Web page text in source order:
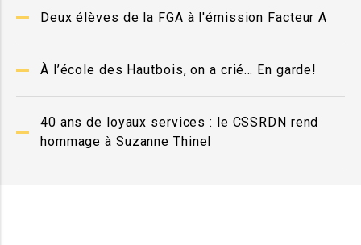
Deux élèves de la FGA à l'émission Facteur A
À l’école des Hautbois, on a crié… En garde!
40 ans de loyaux services : le CSSRDN rend
hommage à Suzanne Thinel